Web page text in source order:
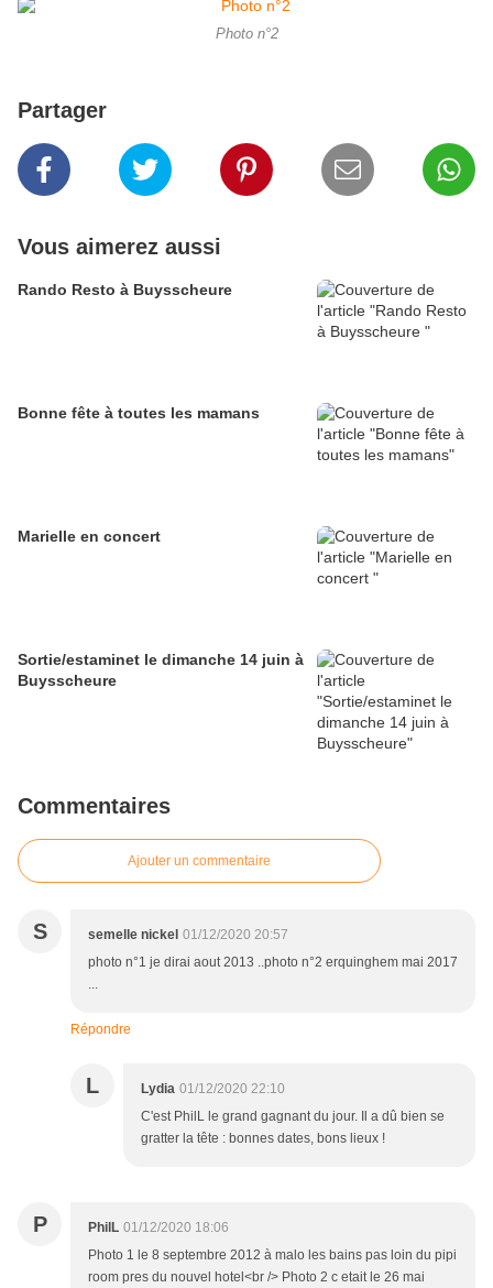
Photo n°2
Partager
Vous aimerez aussi
Rando Resto à Buysscheure
Bonne fête à toutes les mamans
Marielle en concert
Sortie/estaminet le dimanche 14 juin à
Buysscheure
Commentaires
Ajouter un commentaire
S semelle nickel 01/12/2020 20:57
photo n°1 je dirai aout 2013 ..photo n°2 erquinghem mai 2017
...
Répondre
L Lydia 01/12/2020 22:10
C'est PhilL le grand gagnant du jour. Il a dû bien se
gratter la tête : bonnes dates, bons lieux !
P PhilL 01/12/2020 18:06
Photo 1 le 8 septembre 2012 à malo les bains pas loin du pipi
room pres du nouvel hotel<br /> Photo 2 c etait le 26 mai